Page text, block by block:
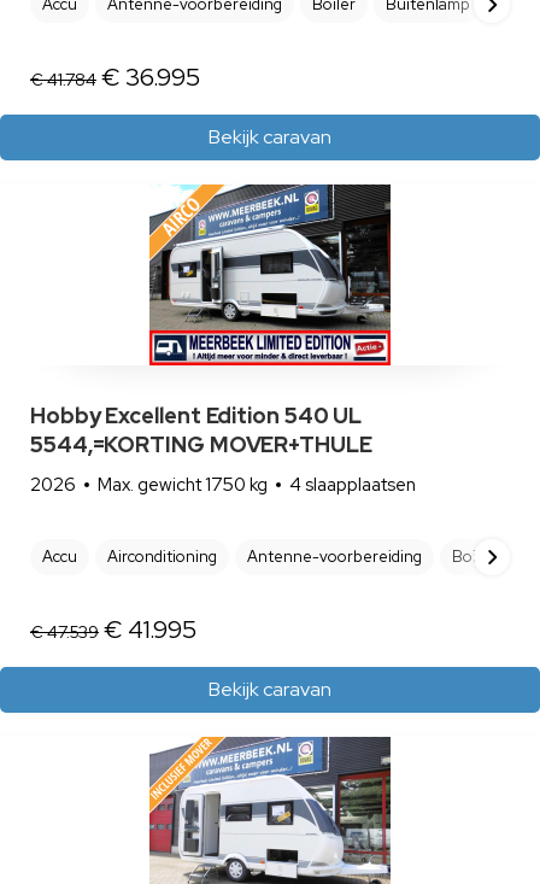
€ 41.784 € 36.995
Bekijk caravan
Hobby Excellent Edition 540 UL
5544,=KORTING MOVER+THULE
2026 Max. gewicht 1750 kg 4 slaapplaatsen
Accu Airconditioning Antenne-voorbereiding Boiler
€ 47.539 € 41.995
Bekijk caravan